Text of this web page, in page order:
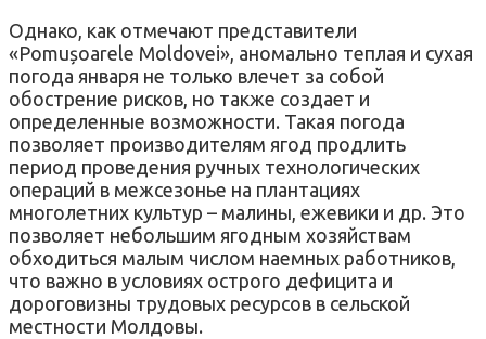
Однако, как отмечают представители
«Pomușoarele Moldovei», аномально теплая и сухая
погода января не только влечет за собой
обострение рисков, но также создает и
определенные возможности. Такая погода
позволяет производителям ягод продлить
период проведения ручных технологических
операций в межсезонье на плантациях
многолетних культур – малины, ежевики и др. Это
позволяет небольшим ягодным хозяйствам
обходиться малым числом наемных работников,
что важно в условиях острого дефицита и
дороговизны трудовых ресурсов в сельской
местности Молдовы.